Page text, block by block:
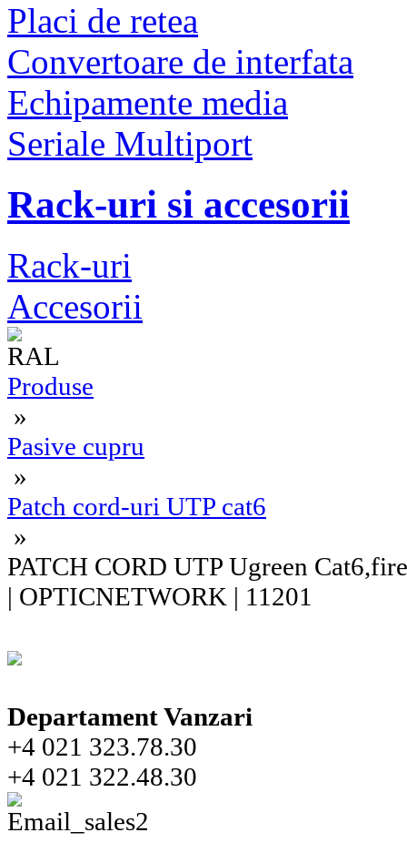
Placi de retea
Convertoare de interfata
Echipamente media
Seriale Multiport
Rack-uri si accesorii
Rack-uri
Accesorii
Produse
»
Pasive cupru
»
Patch cord-uri UTP cat6
»
PATCH CORD UTP Ugreen
| OPTICNETWORK | 11201
Departament Vanzari
+4 021 323.78.30
+4 021 322.48.30